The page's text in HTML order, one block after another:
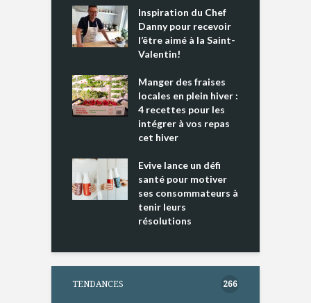
Inspiration du Chef
Danny pour recevoir
l’être aimé à la Saint-
Valentin!
Manger des fraises
locales en plein hiver :
4 recettes pour les
intégrer à vos repas
cet hiver
Evive lance un défi
santé pour motiver
ses consommateurs à
tenir leurs
résolutions
TENDANCES 266